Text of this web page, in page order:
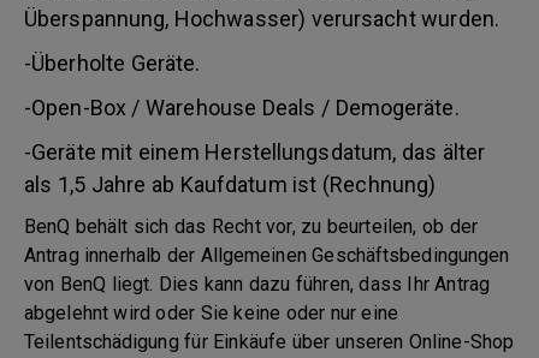
Überspannung, Hochwasser) verursacht wurden.
-Überholte Geräte.
-Open-Box / Warehouse Deals / Demogeräte.
-Geräte mit einem Herstellungsdatum, das älter
als 1,5 Jahre ab Kaufdatum ist (Rechnung)
BenQ behält sich das Recht vor, zu beurteilen, ob der
Antrag innerhalb der Allgemeinen Geschäftsbedingungen
von BenQ liegt. Dies kann dazu führen, dass Ihr Antrag
abgelehnt wird oder Sie keine oder nur eine
Teilentschädigung für Einkäufe über unseren Online-Shop